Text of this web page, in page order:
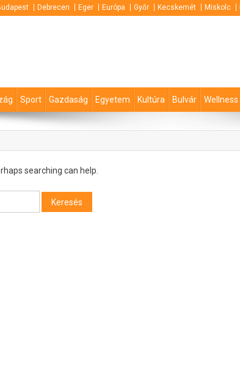
Debrecen Eger Európa Győr Kecskemét Miskolc
Sport Gazdaság Egyetem Kultúra Bulvár Wellness
searching can help.